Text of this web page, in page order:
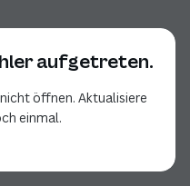
aufgetreten.
öffnen. Aktualisiere
einmal.